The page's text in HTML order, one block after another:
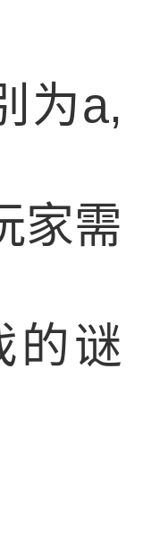
为a,
家需
的谜